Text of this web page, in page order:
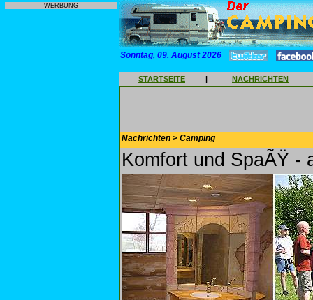
WERBUNG
Sonntag, 09. August 2026
STARTSEITE | NACHRICHTEN
Nachrichten > Camping
Komfort und SpaÃŸ -